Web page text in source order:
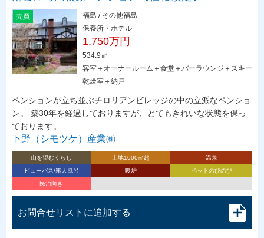
売買
福島 / その他福島
保養所・ホテル
1,750万円
534.9㎡
客室＋オーナールーム＋食堂＋バーラウンジ＋スキー
乾燥室＋納戸
ペンションが立ち並ぶチロリアンビレッジの中の立派なペンショ
ン。 築30年を経過しておりますが、とてもきれいな状態を保っ
ております。
下野（シモツケ）産業㈱
山を望むくらし 土地1000㎡超
温泉
ビューバス/露天風呂
暖炉
ペットのびのび
民泊向き
お問合せリストに追加する